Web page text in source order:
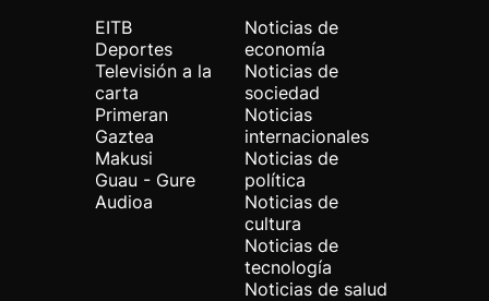
EITB
Deportes
Televisión a la
carta
Primeran
Gaztea
Makusi
Guau - Gure
Audioa
Noticias de
economía
Noticias de
sociedad
Noticias
internacionales
Noticias de
política
Noticias de
cultura
Noticias de
tecnología
Noticias de salud